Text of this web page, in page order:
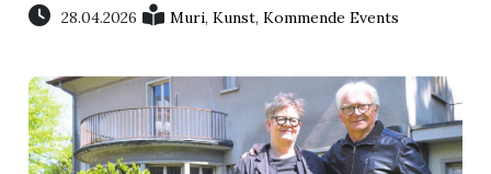
Stellen
28.04.2026 Muri,Kunst,Kommende Events